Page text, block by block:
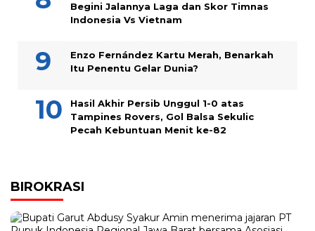
Begini Jalannya Laga dan Skor Timnas
Indonesia Vs Vietnam
Enzo Fernández Kartu Merah, Benarkah
Itu Penentu Gelar Dunia?
Hasil Akhir Persib Unggul 1-0 atas
Tampines Rovers, Gol Balsa Sekulic
Pecah Kebuntuan Menit ke-82
BIROKRASI